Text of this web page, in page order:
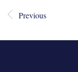
Previous